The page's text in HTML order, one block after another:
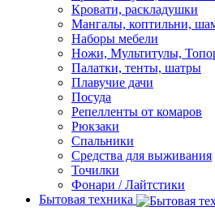
Кровати, раскладушки
Мангалы, коптильни,
Наборы мебели
Ножи, Мультитулы,
Палатки, тенты, шатры
Плавучие дачи
Посуда
Репелленты от комаров
Рюкзаки
Спальники
Средства для выживания
Точилки
Фонари / Лайтстики
Бытовая техника